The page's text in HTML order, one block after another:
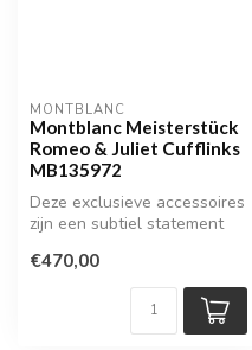
MONTBLANC
Montblanc Meisterstück
Romeo & Juliet Cufflinks
MB135972
Deze exclusieve accessoires
zijn een subtiel statement
gentleman...
€470,00